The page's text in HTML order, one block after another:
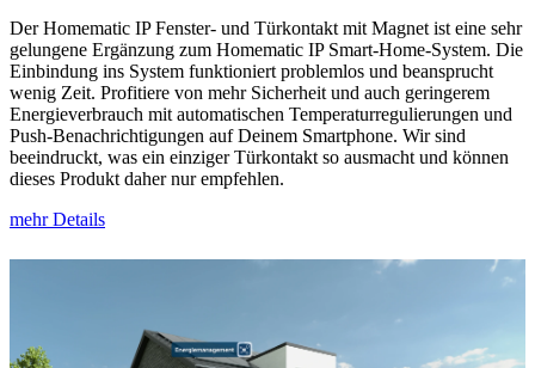
Der Homematic IP Fenster- und Türkontakt mit Magnet ist eine sehr
gelungene Ergänzung zum Homematic IP Smart-Home-System. Die
Einbindung ins System funktioniert problemlos und beansprucht
wenig Zeit. Profitiere von mehr Sicherheit und auch geringerem
Energieverbrauch mit automatischen Temperaturregulierungen und
Push-Benachrichtigungen auf Deinem Smartphone. Wir sind
beeindruckt, was ein einziger Türkontakt so ausmacht und können
dieses Produkt daher nur empfehlen.
mehr Details